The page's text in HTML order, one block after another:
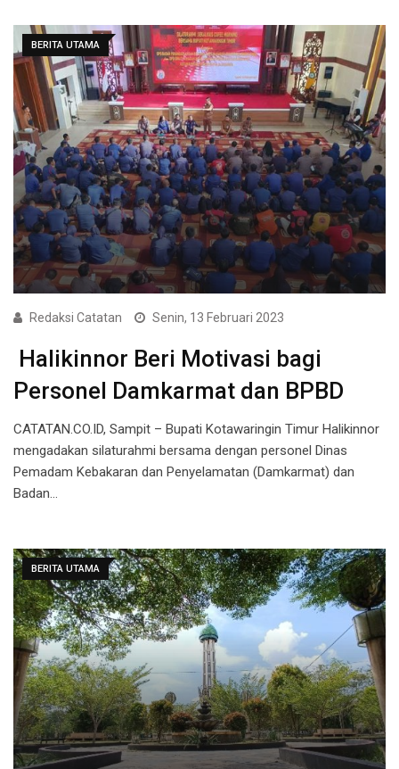
BERITA UTAMA
Redaksi Catatan Senin, 13 Februari 2023
Halikinnor Beri Motivasi bagi
Personel Damkarmat dan BPBD
CATATAN.CO.ID, Sampit – Bupati Kotawaringin Timur Halikinnor
mengadakan silaturahmi bersama dengan personel Dinas
Pemadam Kebakaran dan Penyelamatan (Damkarmat) dan
Badan…
BERITA UTAMA